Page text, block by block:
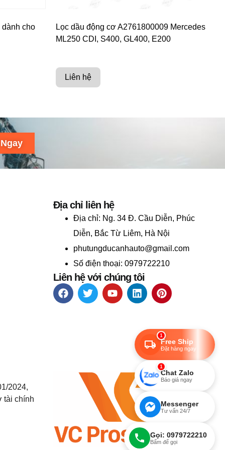
cho
Lọc dầu động cơ A2761800009 Mercedes
ML250 CDI, S400, GL400, E200
Liên hệ
Địa chỉ liên hệ
Địa chỉ: Ng. 34 Đ. Cầu Diễn, Phúc
Diễn, Bắc Từ Liêm, Hà Nội
phutungducanhauto@gmail.com
Số điện thoại: 0979722210
Liên hệ với chúng tôi
2024,
tài chính
1
Free Ship
Đặt hàng ngay
1
Chat Zalo
Báo giá ngay
Messenger
Tư vấn 24/7
Gọi: 0979722210
Bấm để gọi